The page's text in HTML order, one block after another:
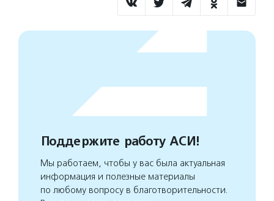
Поддержите работу АСИ!
Мы работаем, чтобы у вас была актуальная
информация и полезные материалы
по любому вопросу в благотворительности.